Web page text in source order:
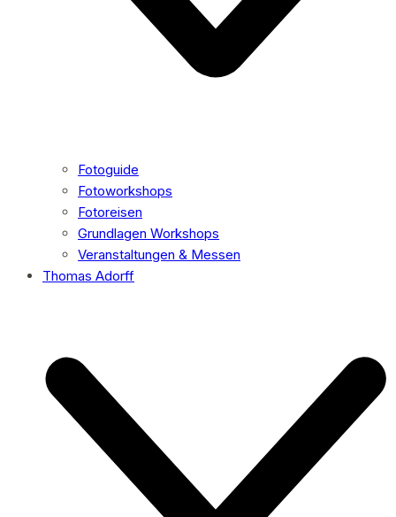
Fotoguide
Fotoworkshops
Fotoreisen
Grundlagen Workshops
Veranstaltungen & Messen
Thomas Adorff